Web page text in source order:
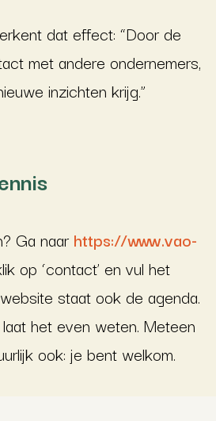
dat effect: “Door de
met andere ondernemers,
inzichten krijg.”
Ga naar https://www.vao-
op ‘contact’ en vul het
staat ook de agenda.
het even weten. Meteen
ook: je bent welkom.